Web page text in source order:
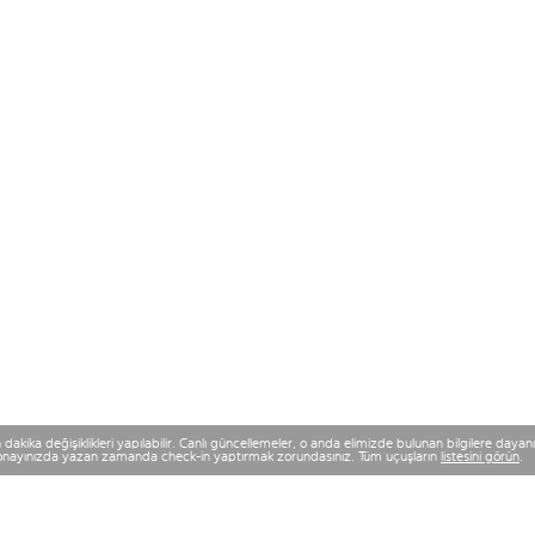
değişiklikleri yapılabilir. Canlı güncellemeler, o anda elimizde bulunan bilgilere
yazan zamanda check-in yaptırmak zorundasınız. Tüm uçuşların listesini görün.